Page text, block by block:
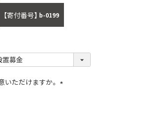
【寄付番号】 b-0199
いただけますか。